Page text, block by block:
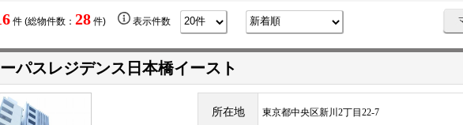
件 (総物件数： 28 件) 表示件数
パスレジデンス日本橋イースト
所在地 東京都中央区新川2丁目22-7